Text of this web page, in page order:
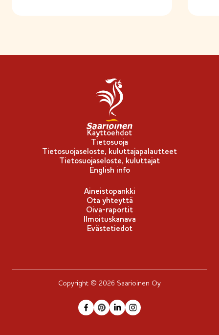
i
p
p
u
-
m
e
r
k
i
Käyttöehdot
Tietosuoja
Tietosuojaseloste, kuluttajapalautteet
Tietosuojaseloste, kuluttajat
English info
Aineistopankki
Ota yhteyttä
Oiva-raportit
Ilmoituskanava
Evästetiedot
Copyright © 2026 Saarioinen Oy